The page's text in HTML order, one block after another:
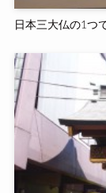
日本三大仏の1つ